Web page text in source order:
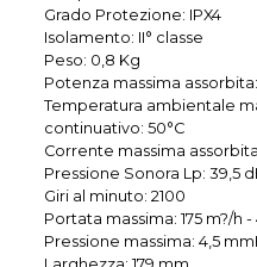
Grado Protezione: IPX4
Isolamento: II° classe
Peso: 0,8 Kg
Potenza massima
Temperatura ambientale
continuativo: 50°C
Corrente massima
Pressione Sonora Lp: 39,5
Giri al minuto: 2100
Portata massima: 175 m?/h -
Pressione massima: 4,5